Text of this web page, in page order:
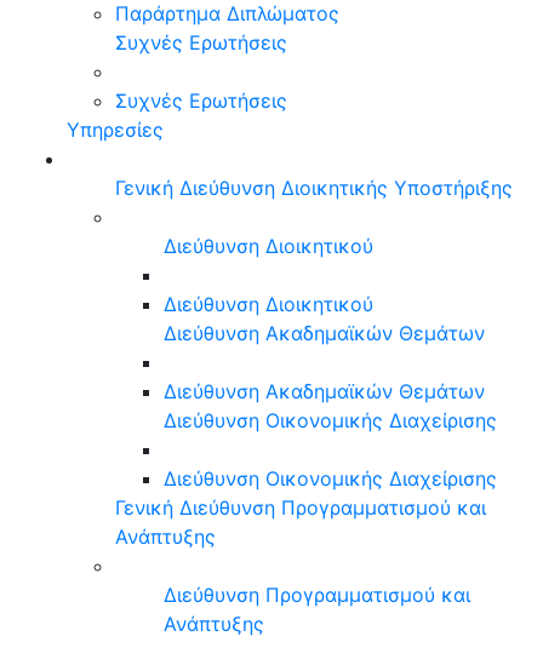
Παράρτημα Διπλώματος
Συχνές Ερωτήσεις
Συχνές Ερωτήσεις
Υπηρεσίες
Γενική Διεύθυνση Διοικητικής Υποστήριξης
Διεύθυνση Διοικητικού
Διεύθυνση Διοικητικού
Διεύθυνση Ακαδημαϊκών Θεμάτων
Διεύθυνση Ακαδημαϊκών Θεμάτων
Διεύθυνση Οικονομικής Διαχείρισης
Διεύθυνση Οικονομικής Διαχείρισης
Γενική Διεύθυνση Προγραμματισμού και
Ανάπτυξης
Διεύθυνση Προγραμματισμού και
Ανάπτυξης